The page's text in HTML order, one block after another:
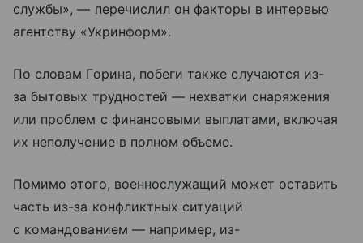
службы», — перечислил он факторы в интервью
агентству «Укринформ».
По словам Горина, побеги также случаются из-
за бытовых трудностей — нехватки снаряжения
или проблем с финансовыми выплатами, включая
их неполучение в полном объеме.
Помимо этого, военнослужащий может оставить
часть из-за конфликтных ситуаций
с командованием — например, из-